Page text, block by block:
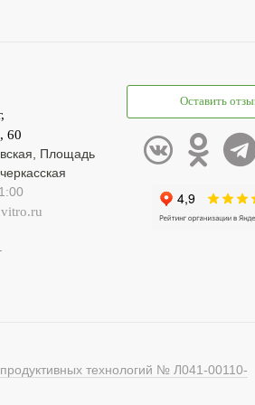
60
Площадь
Оставить
технологий № Л041-00110-